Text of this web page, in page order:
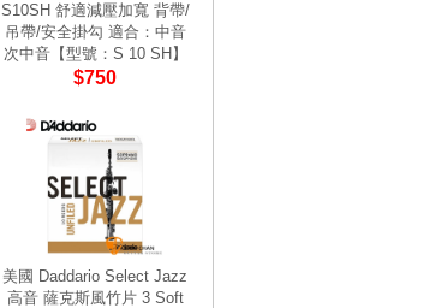
S10SH 舒適減壓加寬 背帶/
吊帶/安全掛勾 適合：中音
次中音【型號：S 10 SH】
$750
美國 Daddario Select Jazz
高音 薩克斯風竹片 3 Soft